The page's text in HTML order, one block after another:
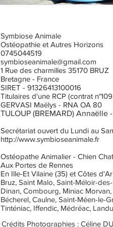
Symbiose Animale
Ostéopathie et Autres Horizons
0745044519
symbioseanimale@gmail.com
1 Rue des charmilles 35170 BRUZ
Bretagne - France
SIRET - 91326413100016
Titulaires d'une RCP (contrat
GERVASI Maëlys - RNA OA 80
TULOUP (BREMARD) Annaëlle
Secrétariat ouvert du Lundi au
http://www.symbioseanimale.fr
Ostéopathe Animalier - Chien
Aux Portes de Rennes
En Ille-Et Vilaine (35) et Côtes
Bruz, Saint Malo, Saint-Méloir-
Dinan, Combourg, Miniac
Bécherel, Caulne, Saint-Méen-le-
Tinténiac, Iffendic, Médréac,
Crédits Photographies : Céline